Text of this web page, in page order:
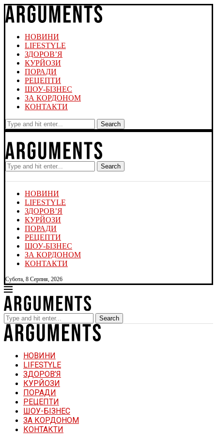
НОВИНИ
LIFESTYLE
ЗДОРОВ’Я
КУРЙОЗИ
ПОРАДИ
РЕЦЕПТИ
ШОУ-БІЗНЕС
ЗА КОРДОНОМ
КОНТАКТИ
Search
Search
НОВИНИ
LIFESTYLE
ЗДОРОВ’Я
КУРЙОЗИ
ПОРАДИ
РЕЦЕПТИ
ШОУ-БІЗНЕС
ЗА КОРДОНОМ
КОНТАКТИ
Субота, 8 Серпня, 2026
Search
НОВИНИ
LIFESTYLE
ЗДОРОВ’Я
КУРЙОЗИ
ПОРАДИ
РЕЦЕПТИ
ШОУ-БІЗНЕС
ЗА КОРДОНОМ
КОНТАКТИ